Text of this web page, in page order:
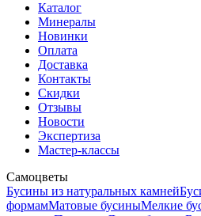
Каталог
Минералы
Новинки
Оплата
Доставка
Контакты
Скидки
Отзывы
Новости
Экспертиза
Мастер-классы
Самоцветы
Бусины из натуральных камней
формамМатовые бусиныМелкие